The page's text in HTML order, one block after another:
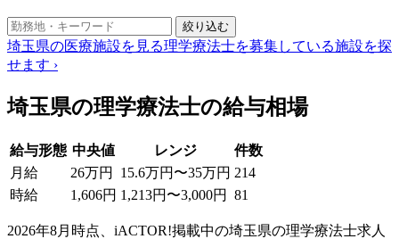
絞り込む
埼玉県の医療施設を見る理学療法士を募集している施設を探
せます ›
埼玉県の理学療法士の給与相場
給与形態 中央値 レンジ
件数
月給
26万円 15.6万円〜35万円 214
時給
1,606円 1,213円〜3,000円 81
2026年8月時点、iACTOR!掲載中の埼玉県の理学療法士求人